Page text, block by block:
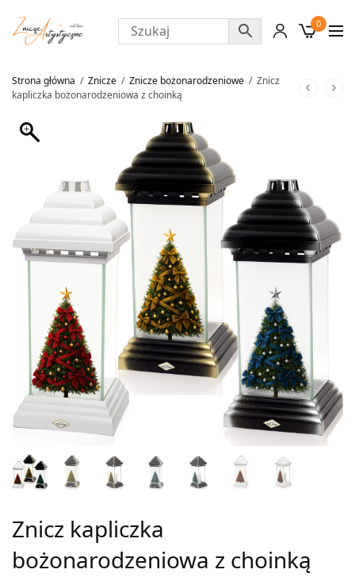
0
Strona główna / Znicze / Znicze bożonarodzeniowe / Znicz
kapliczka bożonarodzeniowa z choinką
Znicz kapliczka
bożonarodzeniowa z choinką